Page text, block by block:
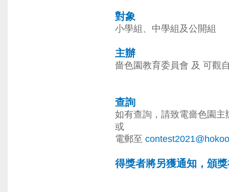
對象‭‬‬‬‬‬‬‬‬‬‬‬‬‬‬‬‬‬‬‬‬‬‬‬‬‬‬‬‬‬‬‬‬‬‬
小學組、中學組及公開組
主辦
嗇色園教育委員會 及 可觀
查詢
如有查詢，請致電嗇色園
或
電郵至
得獎者將另獲通知，頒